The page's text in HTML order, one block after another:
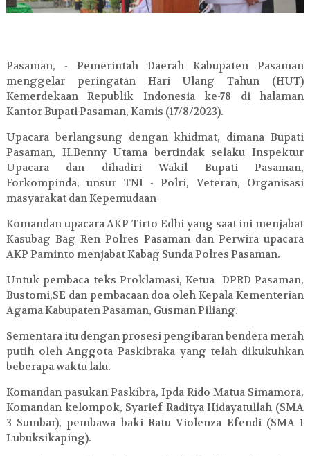
Pasaman, - Pemerintah Daerah Kabupaten Pasaman
menggelar peringatan Hari Ulang Tahun (HUT)
Kemerdekaan Republik Indonesia ke-78 di halaman
Kantor Bupati Pasaman, Kamis (17/8/2023).
Upacara berlangsung dengan khidmat, dimana Bupati
Pasaman, H.Benny Utama bertindak selaku Inspektur
Upacara dan dihadiri Wakil Bupati Pasaman,
Forkompinda, unsur TNI - Polri, Veteran, Organisasi
masyarakat dan Kepemudaan
Komandan upacara AKP Tirto Edhi yang saat ini menjabat
Kasubag Bag Ren Polres Pasaman dan Perwira upacara
AKP Paminto menjabat Kabag Sunda Polres Pasaman.
Untuk pembaca teks Proklamasi, Ketua DPRD Pasaman,
Bustomi,SE dan pembacaan doa oleh Kepala Kementerian
Agama Kabupaten Pasaman, Gusman Piliang.
Sementara itu dengan prosesi pengibaran bendera merah
putih oleh Anggota Paskibraka yang telah dikukuhkan
beberapa waktu lalu.
Komandan pasukan Paskibra, Ipda Rido Matua Simamora,
Komandan kelompok, Syarief Raditya Hidayatullah (SMA
3 Sumbar), pembawa baki Ratu Violenza Efendi (SMA 1
Lubuksikaping).